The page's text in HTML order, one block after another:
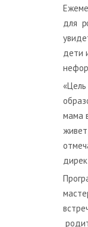
для
дети
мама